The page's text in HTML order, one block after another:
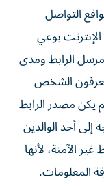
التواصل
بوعي
الرابط ومدى
يعرفون الشخص
يكن مصدر الرابط
إلى أحد الوالدين
الآمنة، لأنها
المعلومات.